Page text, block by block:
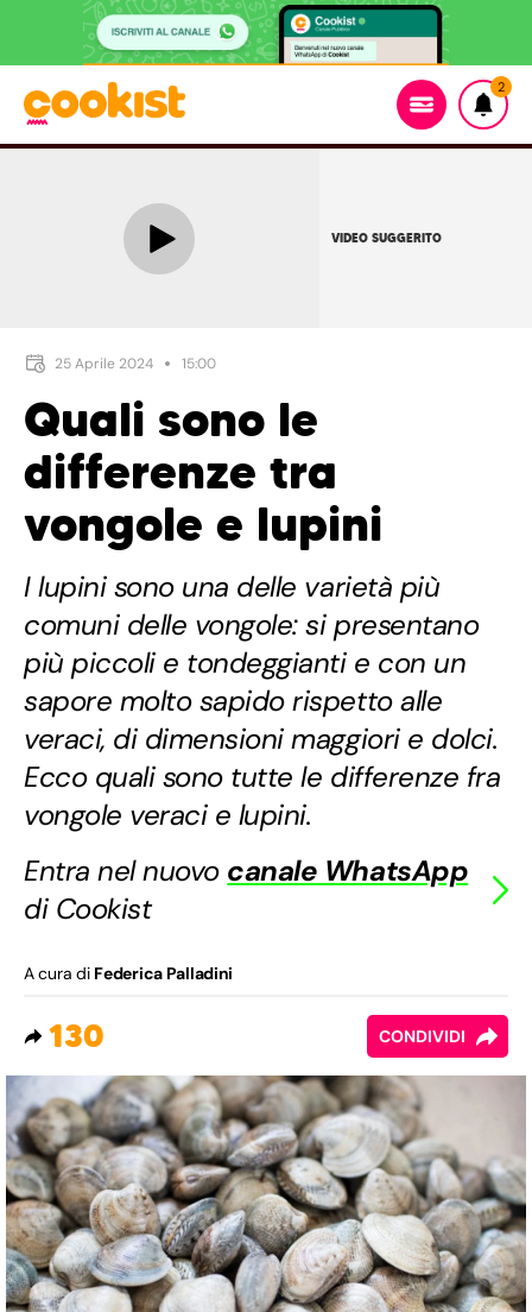
2
VIDEO SUGGERITO
25 Aprile 2024 15:00
Quali sono le
differenze tra
vongole e lupini
I lupini sono una delle varietà più
comuni delle vongole: si presentano
più piccoli e tondeggianti e con un
sapore molto sapido rispetto alle
veraci, di dimensioni maggiori e dolci.
Ecco quali sono tutte le differenze fra
vongole veraci e lupini.
Entra nel nuovo canale WhatsApp
di Cookist
A cura di Federica Palladini
130 CONDIVIDI